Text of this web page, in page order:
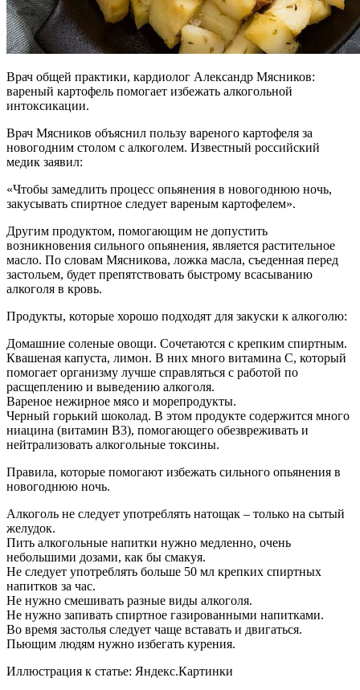
Врач общей практики, кардиолог Александр Мясников:
вареный картофель помогает избежать алкогольной
интоксикации.
Врач Мясников объяснил пользу вареного картофеля за
новогодним столом с алкоголем. Известный российский
медик заявил:
«Чтобы замедлить процесс опьянения в новогоднюю ночь,
закусывать спиртное следует вареным картофелем».
Другим продуктом, помогающим не допустить
возникновения сильного опьянения, является растительное
масло. По словам Мясникова, ложка масла, съеденная перед
застольем, будет препятствовать быстрому всасыванию
алкоголя в кровь.
Продукты, которые хорошо подходят для закуски к алкоголю:
Домашние соленые овощи. Сочетаются с крепким спиртным.
Квашеная капуста, лимон. В них много витамина C, который
помогает организму лучше справляться с работой по
расщеплению и выведению алкоголя.
Вареное нежирное мясо и морепродукты.
Черный горький шоколад. В этом продукте содержится много
ниацина (витамин В3), помогающего обезвреживать и
нейтрализовать алкогольные токсины.
Правила, которые помогают избежать сильного опьянения в
новогоднюю ночь.
Алкоголь не следует употреблять натощак – только на сытый
желудок.
Пить алкогольные напитки нужно медленно, очень
небольшими дозами, как бы смакуя.
Не следует употреблять больше 50 мл крепких спиртных
напитков за час.
Не нужно смешивать разные виды алкоголя.
Не нужно запивать спиртное газированными напитками.
Во время застолья следует чаще вставать и двигаться.
Пьющим людям нужно избегать курения.
Иллюстрация к статье: Яндекс.Картинки